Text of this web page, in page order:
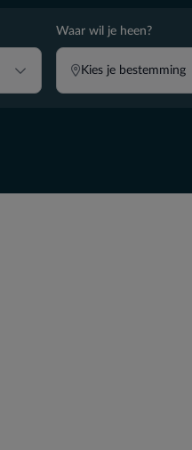
Waar wil je heen?
Kies je bestemming